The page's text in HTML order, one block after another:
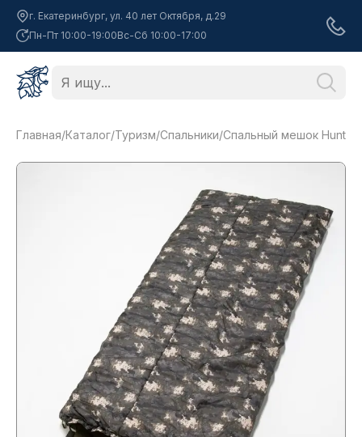
г. Екатеринбург, ул. 40 лет Октября, д.29
Пн-Пт 10:00-19:00Вс-Сб 10:00-17:00
Главная/Каталог/Туризм/Спальники/Спальный мешок